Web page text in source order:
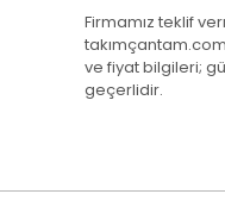
Firmamız teklif
ve fiyat bilgileri;
geçerlidir.